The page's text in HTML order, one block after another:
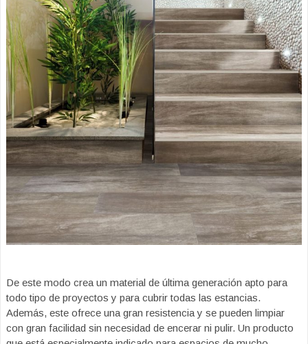
De este modo crea un material de última generación apto para
todo tipo de proyectos y para cubrir todas las estancias.
Además, este ofrece una gran resistencia y se pueden limpiar
con gran facilidad sin necesidad de encerar ni pulir. Un producto